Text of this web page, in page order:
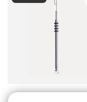
C&F Hook Releaser